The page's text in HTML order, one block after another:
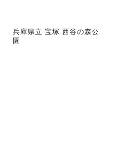
兵庫県立 宝塚 西谷の森公
園